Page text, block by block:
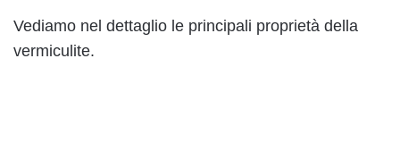
Vediamo nel dettaglio le principali proprietà della
vermiculite.